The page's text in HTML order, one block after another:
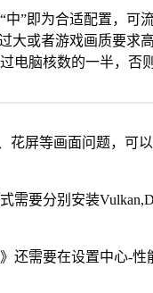
中”即为合适配置，可
大或者游戏画质要求
电脑核数的一半，否
花屏等画面问题，可
需要分别安装
还需要在设置中心-性